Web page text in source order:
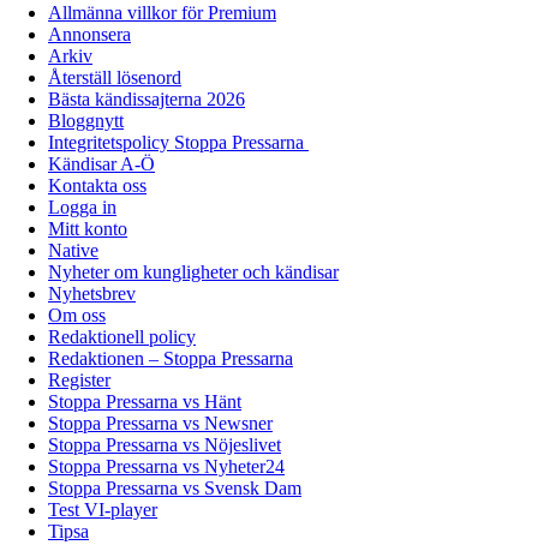
Allmänna villkor för Premium
Annonsera
Arkiv
Återställ lösenord
Bästa kändissajterna 2026
Bloggnytt
Integritetspolicy Stoppa Pressarna
Kändisar A-Ö
Kontakta oss
Logga in
Mitt konto
Native
Nyheter om kungligheter och kändisar
Nyhetsbrev
Om oss
Redaktionell policy
Redaktionen – Stoppa Pressarna
Register
Stoppa Pressarna vs Hänt
Stoppa Pressarna vs Newsner
Stoppa Pressarna vs Nöjeslivet
Stoppa Pressarna vs Nyheter24
Stoppa Pressarna vs Svensk Dam
Test VI-player
Tipsa